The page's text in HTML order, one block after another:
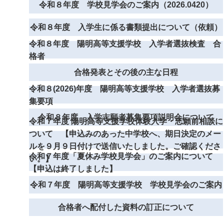
令和８年度 学校見学会のご案内（2026.0420）
令和８年度 入学生に係る書類提出について（依頼）
令和８年度 陽明高等支援学校 入学者選抜検査 合
格者
合格発表とその後の主な日程
令和８(2026)年度 陽明高等支援学校 入学者選抜募
集要項
令和８年度 入学志願者募集要項説明会について
令和７年度 陽明高等支援学校体験入学・志願前相談に
ついて 【申込みのあった中学校へ、期日決定のメー
ルを９月９日付けで送信いたしました。ご確認くださ
い。】
令和７年度「夏休み学校見学会」のご案内について
【申込は終了しました】
令和７年度 陽明高等支援学校 学校見学会のご案内
合格者へ配付した資料の訂正について